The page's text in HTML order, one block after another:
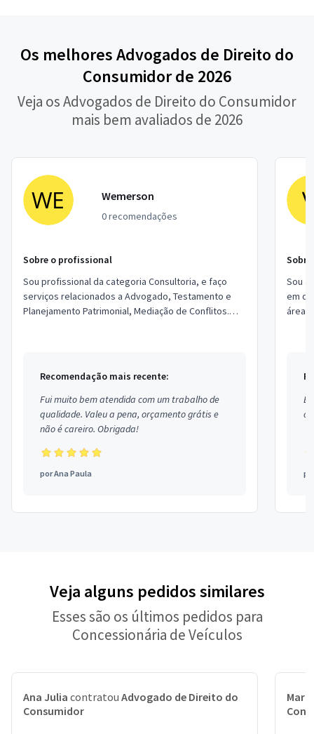
Os melhores Advogados de Direito do
Consumidor de 2026
Veja os Advogados de Direito do Consumidor
mais bem avaliados de 2026
Wemerson
0 recomendações
Sobre o profissional
Sou profissional da categoria Consultoria, e faço
serviços relacionados a Advogado, Testamento e
Planejamento Patrimonial, Mediação de Conflitos.
Recomendação mais recente:
Fui muito bem atendida com um trabalho de
qualidade. Valeu a pena, orçamento grátis e
não é careiro. Obrigada!
porAna Paula
Sou
em
área
Veja alguns pedidos similares
Esses são os últimos pedidos para
Concessionária de Veículos
Ana Julia contratou Advogado de Direito do
Consumidor
Maria